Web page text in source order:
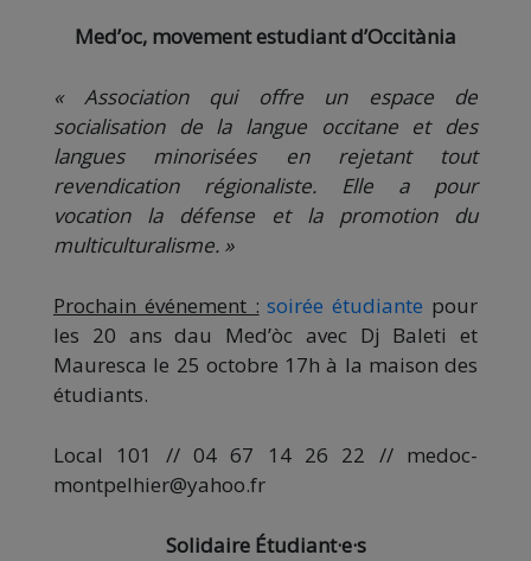
Med’oc, movement estudiant d’Occitània
« Association qui offre un espace de
socialisation de la langue occitane et des
langues minorisées en rejetant tout
revendication régionaliste. Elle a pour
vocation la défense et la promotion du
multiculturalisme. »
Prochain événement : soirée étudiante pour
les 20 ans dau Med’òc avec Dj Baleti et
Mauresca le 25 octobre 17h à la maison des
étudiants.
Local 101 // 04 67 14 26 22 // medoc-
montpelhier@yahoo.fr
Solidaire Étudiant·e·s